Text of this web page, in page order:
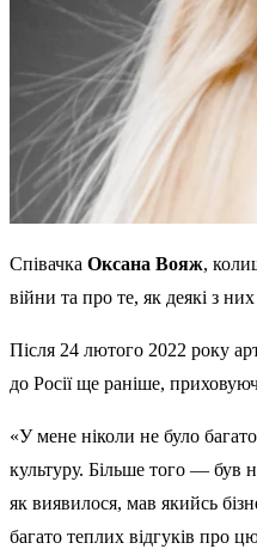
Співачка Оксана Вояж,
війни та про те, як деякі з
Після 24 лютого 2022 року
до Росії ще раніше,
«У мене ніколи не було
культуру. Більше того — був
як виявилося, мав якийсь
багато теплих відгуків про